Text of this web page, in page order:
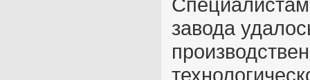
завода